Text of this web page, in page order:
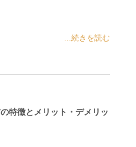
...続きを読む
特徴とメリット・デメリッ